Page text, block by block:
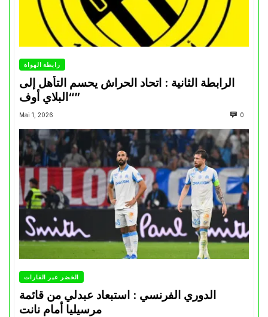
رابطة الهواة
الرابطة الثانية : اتحاد الحراش يحسم التأهل إلى
“البلاي أوف”
Mai 1, 2026 0
الخضر عبر القارات
الدوري الفرنسي : استبعاد عبدلي من قائمة
مرسيليا أمام نانت